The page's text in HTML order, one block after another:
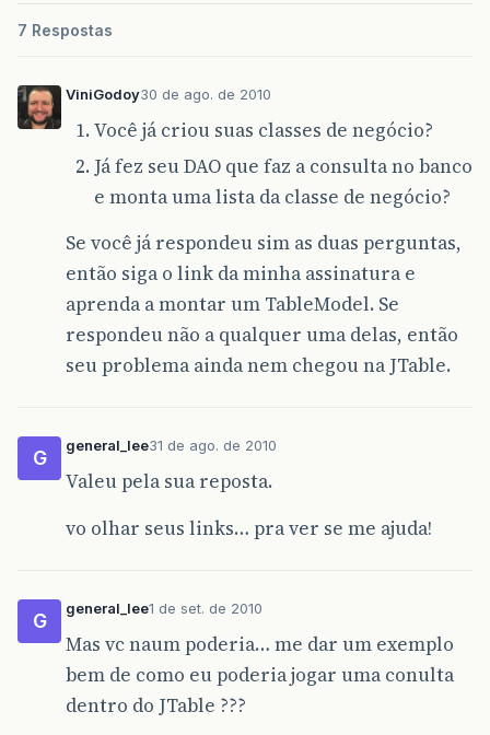
7 Respostas
ViniGodoy30 de ago. de 2010
Você já criou suas classes de negócio?
Já fez seu DAO que faz a consulta no banco
e monta uma lista da classe de negócio?
Se você já respondeu sim as duas perguntas,
então siga o link da minha assinatura e
aprenda a montar um TableModel. Se
respondeu não a qualquer uma delas, então
seu problema ainda nem chegou na JTable.
G
general_lee31 de ago. de 2010
Valeu pela sua reposta.
vo olhar seus links… pra ver se me ajuda!
G
general_lee1 de set. de 2010
Mas vc naum poderia… me dar um exemplo
bem de como eu poderia jogar uma conulta
dentro do JTable ???